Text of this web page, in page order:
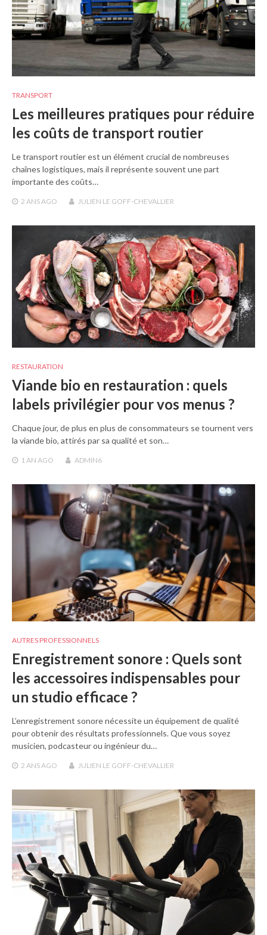
TRANSPORT
Les meilleures pratiques pour réduire
les coûts de transport routier
Le transport routier est un élément crucial de nombreuses
chaînes logistiques, mais il représente souvent une part
importante des coûts…
2 ANS AGO JULIEN LE GOFF-CHEVALLIER
RESTAURATION
Viande bio en restauration : quels
labels privilégier pour vos menus ?
Chaque jour, de plus en plus de consommateurs se tournent vers
la viande bio, attirés par sa qualité et son…
1 AN AGO ADMIN6
AUTRES PROFESSIONNELS
Enregistrement sonore : Quels sont
les accessoires indispensables pour
un studio efficace ?
L’enregistrement sonore nécessite un équipement de qualité
pour obtenir des résultats professionnels. Que vous soyez
musicien, podcasteur ou ingénieur du…
2 ANSAGO JULIEN LE GOFF-CHEVALLIER